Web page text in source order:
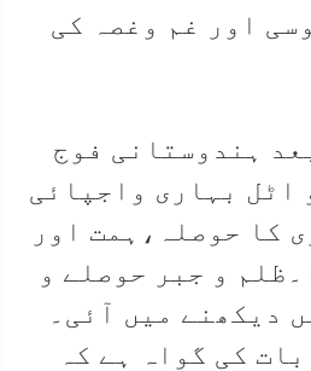
اور غم وغصہ کی
ہندوستانی فوج
اٹل بہاری واجپائی
کا حوصلہ،ہمت اور
و جبر حوصلے و
دیکھنے میں آئی۔
کی گواہ ہے کہ